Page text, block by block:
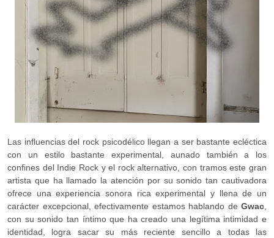
Las influencias del rock psicodélico llegan a ser bastante ecléctica
con un estilo bastante experimental, aunado también a los
confines del Indie Rock y el rock alternativo, con tramos este gran
artista que ha llamado la atención por su sonido tan cautivadora
ofrece una experiencia sonora rica experimental y llena de un
carácter excepcional, efectivamente estamos hablando de Gwac,
con su sonido tan íntimo que ha creado una legítima intimidad e
identidad, logra sacar su más reciente sencillo a todas las